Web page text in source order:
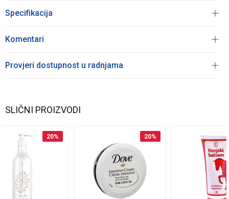
Specifikacija
Komentari
Provjeri dostupnost u radnjama
SLIČNI PROIZVODI
20% 20%